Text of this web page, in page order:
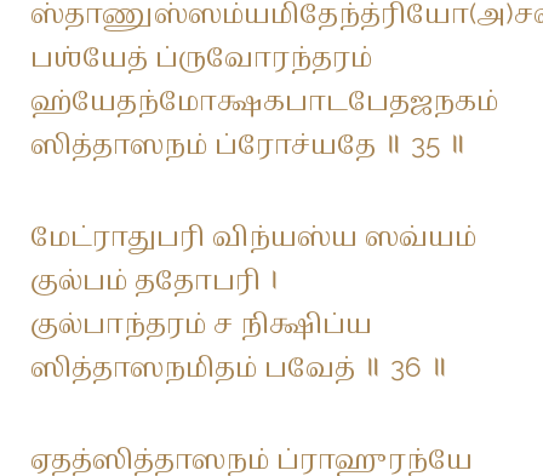
பஶ்யேத் ப்ருவோரந்தரம்
ஹ்யேதந்மோக்ஷகபாடபேதஜநகம்
ஸித்தாஸநம் ப்ரோச்யதே ॥ 35 ॥
மேட்ராதுபரி விந்யஸ்ய ஸவ்யம்
குல்பம் ததோபரி ।
குல்பாந்தரம் ச நிக்ஷிப்ய
ஸித்தாஸநமிதம் பவேத் ॥ 36 ॥
ஏதத்ஸித்தாஸநம் ப்ராஹுரந்யே